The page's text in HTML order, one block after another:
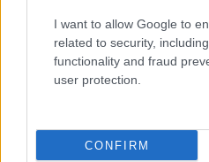
I want to allow Google to
related to security,
functionality and fraud
user protection.
CONFIRM
I nostri cari